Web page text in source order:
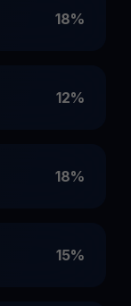
18%
12%
18%
15%